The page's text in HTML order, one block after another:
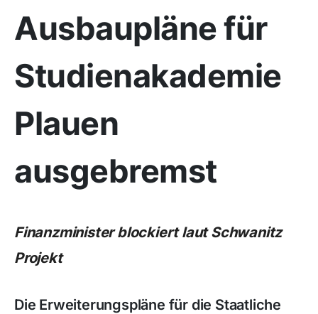
Ausbaupläne für
Studienakademie
Plauen
ausgebremst
Finanzminister blockiert laut Schwanitz
Projekt
Die Erweiterungspläne für die Staatliche